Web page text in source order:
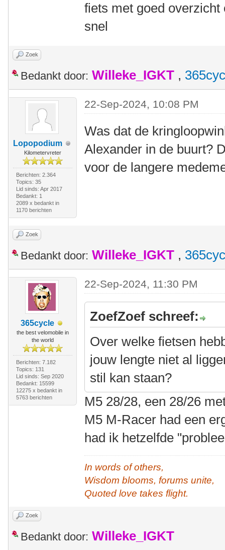
fiets met goed
snel
Zoek
Bedankt door: Willeke_IGKT ,
Lopopodium
Kilometervreter
Berichten: 2.364
Topics: 35
Lid sinds: Apr 2017
Bedankt: 1
2089 x bedankt in
1170 berichten
22-Sep-2024, 10:08 PM
Was dat de
Alexander in de buurt?
voor de langere
Zoek
Bedankt door: Willeke_IGKT ,
365cycle
the best velomobile in
the world
Berichten: 7.182
Topics: 131
Lid sinds: Sep 2020
Bedankt: 15599
12275 x bedankt in
5763 berichten
22-Sep-2024, 11:30 PM
ZoefZoef schreef:
Over welke fietsen
jouw lengte niet al
stil kan staan?
M5 28/28, een 28/26
M5 M-Racer had een
had ik hetzelfde
In words of others,
Wisdom blooms, forums unite,
Quoted love takes flight.
Zoek
Bedankt door: Willeke_IGKT